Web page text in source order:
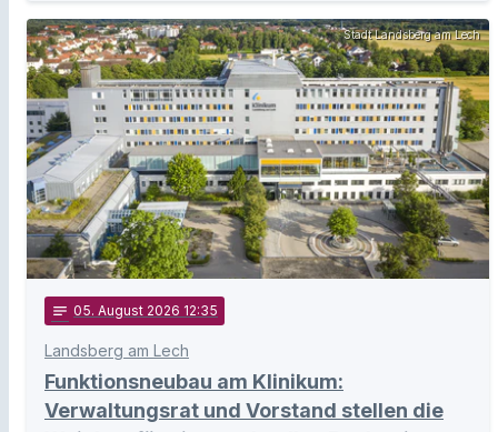
Stadt Landsberg am Lech
notes 05. August 2026 12:35
Landsberg am Lech
Funktionsneubau am Klinikum:
Verwaltungsrat und Vorstand stellen die